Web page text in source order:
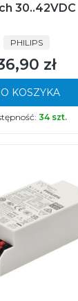
30..42VDC
PRODUCENT
PHILIPS
zł
KOSZYKA
34 szt.